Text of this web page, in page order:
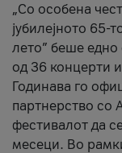
„Со особена
јубилејното 65-
лето” беше едно
од 36 концерти
Годинава го
партнерство со
фестивалот да
месеци. Во